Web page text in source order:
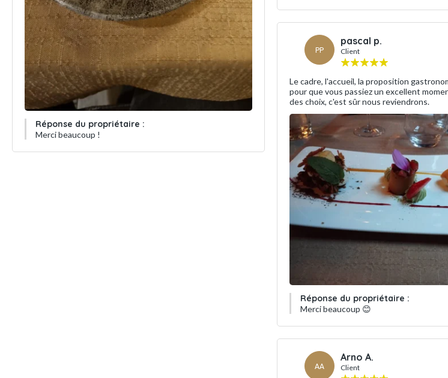
Réponse du propriétaire :
Merci beaucoup !
PP
pascal p.
Client
Le cadre, l'accueil, la proposition
pour que vous passiez un excellent
des choix, c'est sûr nous reviendrons.
Réponse du propriétaire :
Merci beaucoup 😊
AA
Arno A.
Client